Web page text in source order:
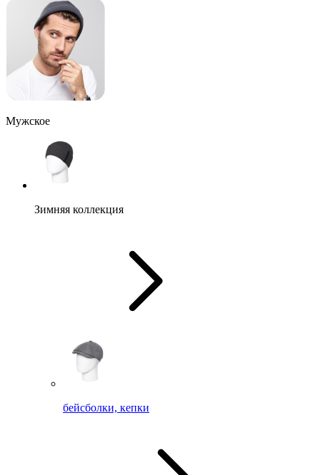
Мужское
Зимняя коллекция
бейсболки, кепки